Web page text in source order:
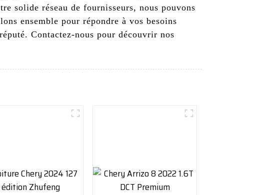
solide réseau de fournisseurs, nous pouvons
ensemble pour répondre à vos besoins
Contactez-nous pour découvrir nos